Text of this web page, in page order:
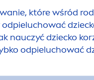
które wśród
nauczyć dziecko
odpieluchować